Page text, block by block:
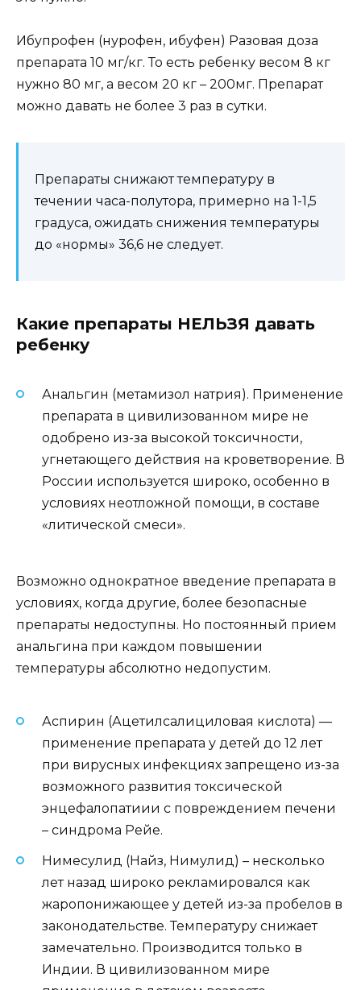
Ибупрофен (нурофен, ибуфен) Разовая доза
препарата 10 мг/кг. То есть ребенку весом 8 кг
нужно 80 мг, а весом 20 кг – 200мг. Препарат
можно давать не более 3 раз в сутки.
Препараты снижают температуру в
течении часа-полутора, примерно на 1-1,5
градуса, ожидать снижения температуры
до «нормы» 36,6 не следует.
Какие препараты НЕЛЬЗЯ давать
ребенку
Анальгин (метамизол натрия). Применение
препарата в цивилизованном мире не
одобрено из-за высокой токсичности,
угнетающего действия на кроветворение. В
России используется широко, особенно в
условиях неотложной помощи, в составе
«литической смеси».
Возможно однократное введение препарата в
условиях, когда другие, более безопасные
препараты недоступны. Но постоянный прием
анальгина при каждом повышении
температуры абсолютно недопустим.
Аспирин (Ацетилсалициловая кислота) —
применение препарата у детей до 12 лет
при вирусных инфекциях запрещено из-за
возможного развития токсической
энцефалопатиии с повреждением печени
– синдрома Рейе.
Нимесулид (Найз, Нимулид) – несколько
лет назад широко рекламировался как
жаропонижающее у детей из-за пробелов в
законодательстве. Температуру снижает
замечательно. Производится только в
Индии. В цивилизованном мире